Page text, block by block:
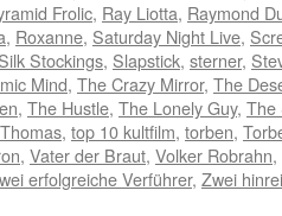
Frolic, Ray Liotta, Raymond
, Roxanne, Saturday Night Live,
Silk Stockings, Slapstick, sterner,
Mind, The Crazy Mirror, The
, The Hustle, The Lonely Guy, The
, top 10 kultfilm, torben,
, Vater der Braut, Volker Robrahn,
erfolgreiche Verführer, Zwei